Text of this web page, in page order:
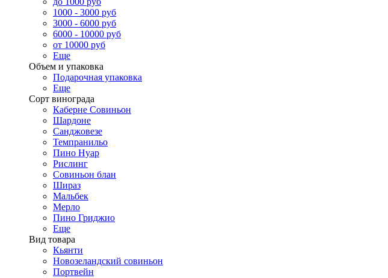
1000 - 3000 руб
3000 - 6000 руб
6000 - 10000 руб
от 10000 руб
Еще
Объем и упаковка
Подарочная упаковка
Еще
Сорт винограда
Каберне Совиньон
Шардоне
Санджовезе
Темпранильо
Пино Нуар
Рислинг
Совиньон блан
Шираз
Мальбек
Мерло
Пино Гриджио
Еще
Вид товара
Кьянти
Новозеландский совиньон
Портвейн